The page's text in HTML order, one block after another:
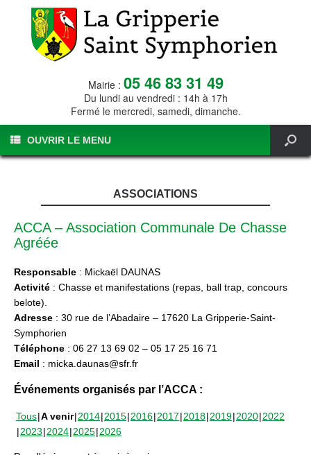
Mairie : 05 46 83 31 49
Du lundi au vendredi : 14h à 17h
Fermé le mercredi, samedi, dimanche.
OUVRIR LE MENU
ASSOCIATIONS
ACCA – Association Communale De Chasse
Agréée
Responsable : Mickaël DAUNAS
Activité : Chasse et manifestations (repas, ball trap, concours
belote).
Adresse : 30 rue de l’Abadaire – 17620 La Gripperie-Saint-
Symphorien
Téléphone : 06 27 13 69 02 – 05 17 25 16 71
Email : micka.daunas@sfr.fr
Événements organisés par l’ACCA :
Tous A venir 2014 2015 2016 2017 2018 2019 2020 2022
2023 2024 2025 2026